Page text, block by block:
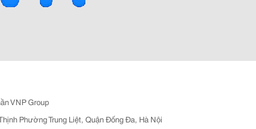
VNP Group
Phường Trung Liệt, Quận Đống Đa, Hà Nội